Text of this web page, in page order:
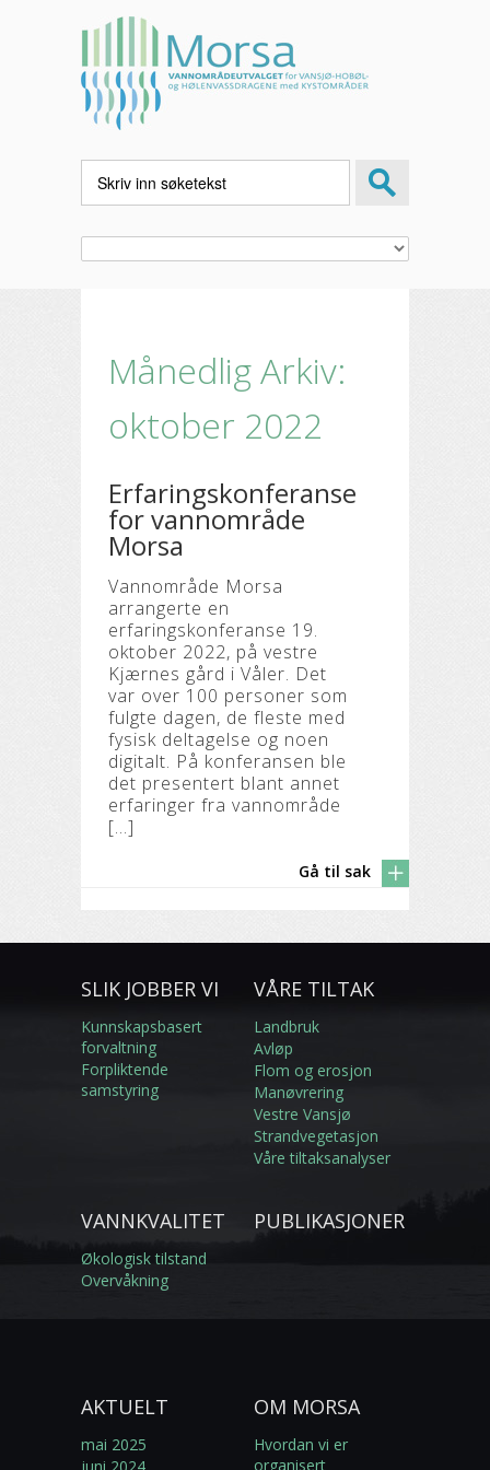
Månedlig Arkiv:
oktober 2022
Erfaringskonferanse
for vannområde
Morsa
Vannområde Morsa
arrangerte en
erfaringskonferanse 19.
oktober 2022, på vestre
Kjærnes gård i Våler. Det
var over 100 personer som
fulgte dagen, de fleste med
fysisk deltagelse og noen
digitalt. På konferansen ble
det presentert blant annet
erfaringer fra vannområde
[…]
Gå til sak
SLIK JOBBER VI
Kunnskapsbasert
forvaltning
Forpliktende
samstyring
VÅRE TILTAK
Landbruk
Avløp
Flom og erosjon
Manøvrering
Vestre Vansjø
Strandvegetasjon
Våre tiltaksanalyser
VANNKVALITET
Økologisk tilstand
Overvåkning
PUBLIKASJONER
AKTUELT
mai 2025
OM MORSA
Hvordan vi er
organisert